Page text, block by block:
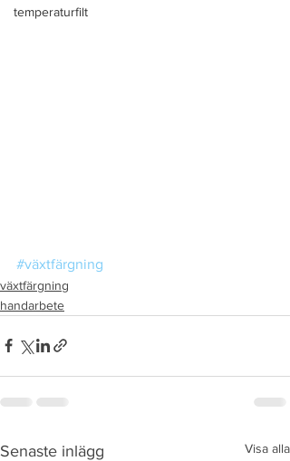
temperaturfilt
#växtfärgning
växtfärgning
handarbete
Senaste inlägg Visa alla